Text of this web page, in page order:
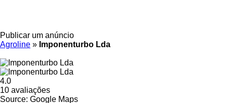
Publicar um anúncio
Agroline » Imponenturbo Lda
4.0
10 avaliações
Source: Google Maps